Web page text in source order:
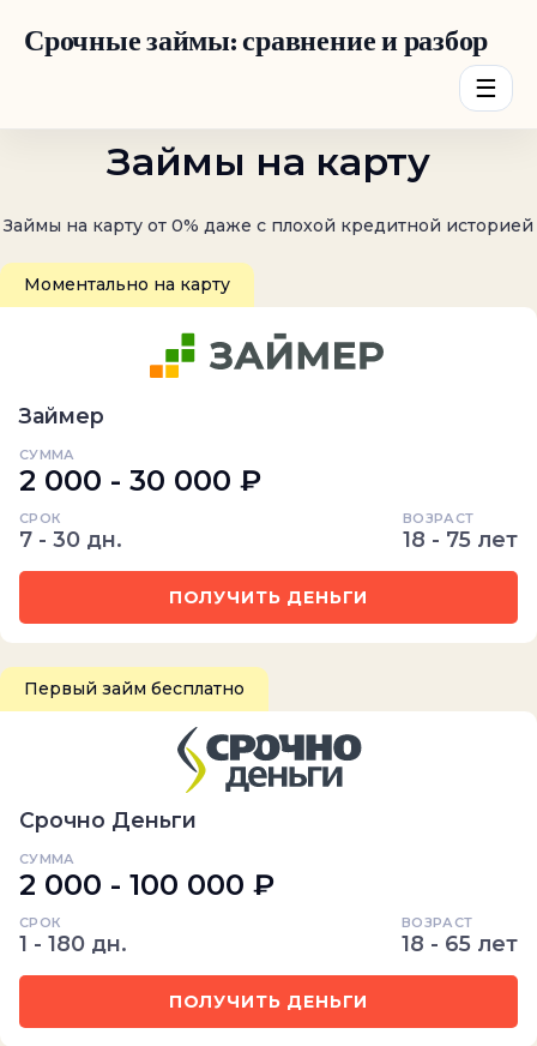
Срочные займы: сравнение и разбор
☰
Займы на карту
Займы на карту от 0% даже с плохой кредитной историей
Моментально на карту
Займер
СУММА
2 000 - 30 000 ₽
СРОК
7 - 30 дн.
ВОЗРАСТ
18 - 75 лет
ПОЛУЧИТЬ ДЕНЬГИ
Первый займ бесплатно
Срочно Деньги
СУММА
2 000 - 100 000 ₽
СРОК
1 - 180 дн.
ВОЗРАСТ
18 - 65 лет
ПОЛУЧИТЬ ДЕНЬГИ